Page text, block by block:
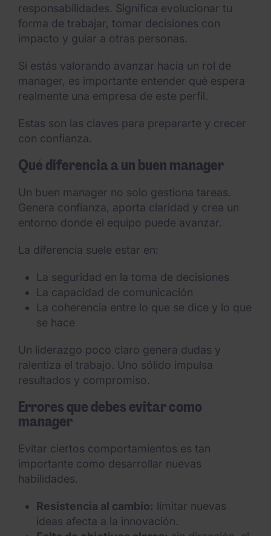
responsabilidades. Significa evolucionar tu
forma de trabajar, tomar decisiones con
impacto y guiar a otras personas.
Si estás valorando avanzar hacia un rol de
manager, es importante entender qué espera
realmente una empresa de este perfil.
Estas son las claves para prepararte y crecer
con confianza.
Qué diferencia a un buen manager
Un buen manager no solo gestiona tareas.
Genera confianza, aporta claridad y crea un
entorno donde el equipo puede avanzar.
La diferencia suele estar en:
La seguridad en la toma de decisiones
La capacidad de comunicación
La coherencia entre lo que se dice y lo que
se hace
Un liderazgo poco claro genera dudas y
ralentiza el trabajo. Uno sólido impulsa
resultados y compromiso.
Errores que debes evitar como
manager
Evitar ciertos comportamientos es tan
importante como desarrollar nuevas
habilidades.
Resistencia al cambio: limitar nuevas
ideas afecta a la innovación.